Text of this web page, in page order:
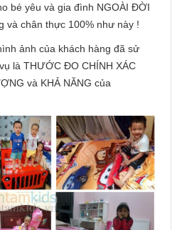
bé yêu và gia đình NGOÀI ĐỜI
và chân thực 100% như này !
ảnh của khách hàng đã sử
là THƯỚC ĐO CHÍNH XÁC
và KHẢ NĂNG của